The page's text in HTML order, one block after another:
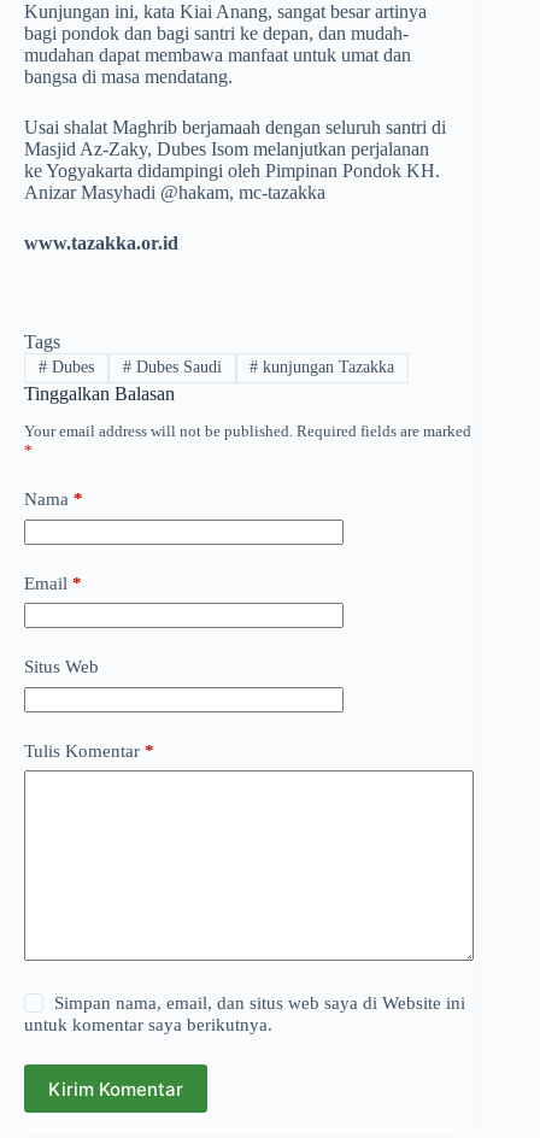
Kunjungan ini, kata Kiai Anang, sangat besar artinya
bagi pondok dan bagi santri ke depan, dan mudah-
mudahan dapat membawa manfaat untuk umat dan
bangsa di masa mendatang.
Usai shalat Maghrib berjamaah dengan seluruh santri di
Masjid Az-Zaky, Dubes Isom melanjutkan perjalanan
ke Yogyakarta didampingi oleh Pimpinan Pondok KH.
Anizar Masyhadi @hakam, mc-tazakka
www.tazakka.or.id
Tags
#Dubes #Dubes Saudi # kunjungan Tazakka
Tinggalkan Balasan
Your email address will not be published. Required fields are marked
*
Nama *
Email *
Situs Web
Tulis Komentar *
Simpan nama, email, dan situs web saya di Website ini
untuk komentar saya berikutnya.
Kirim Komentar